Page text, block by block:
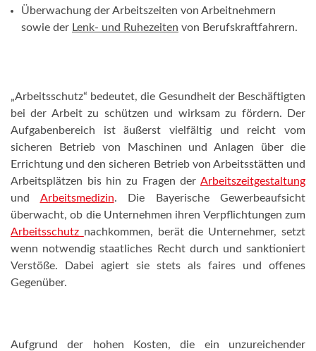
Überwachung der Arbeitszeiten von Arbeitnehmern
sowie der Lenk- und Ruhezeiten von Berufskraftfahrern.
„Arbeitsschutz“ bedeutet, die Gesundheit der Beschäftigten
bei der Arbeit zu schützen und wirksam zu fördern. Der
Aufgabenbereich ist äußerst vielfältig und reicht vom
sicheren Betrieb von Maschinen und Anlagen über die
Errichtung und den sicheren Betrieb von Arbeitsstätten und
Arbeitsplätzen bis hin zu Fragen der Arbeitszeitgestaltung
und Arbeitsmedizin. Die Bayerische Gewerbeaufsicht
überwacht, ob die Unternehmen ihren Verpflichtungen zum
Arbeitsschutz nachkommen, berät die Unternehmer, setzt
wenn notwendig staatliches Recht durch und sanktioniert
Verstöße. Dabei agiert sie stets als faires und offenes
Gegenüber.
Aufgrund der hohen Kosten, die ein unzureichender